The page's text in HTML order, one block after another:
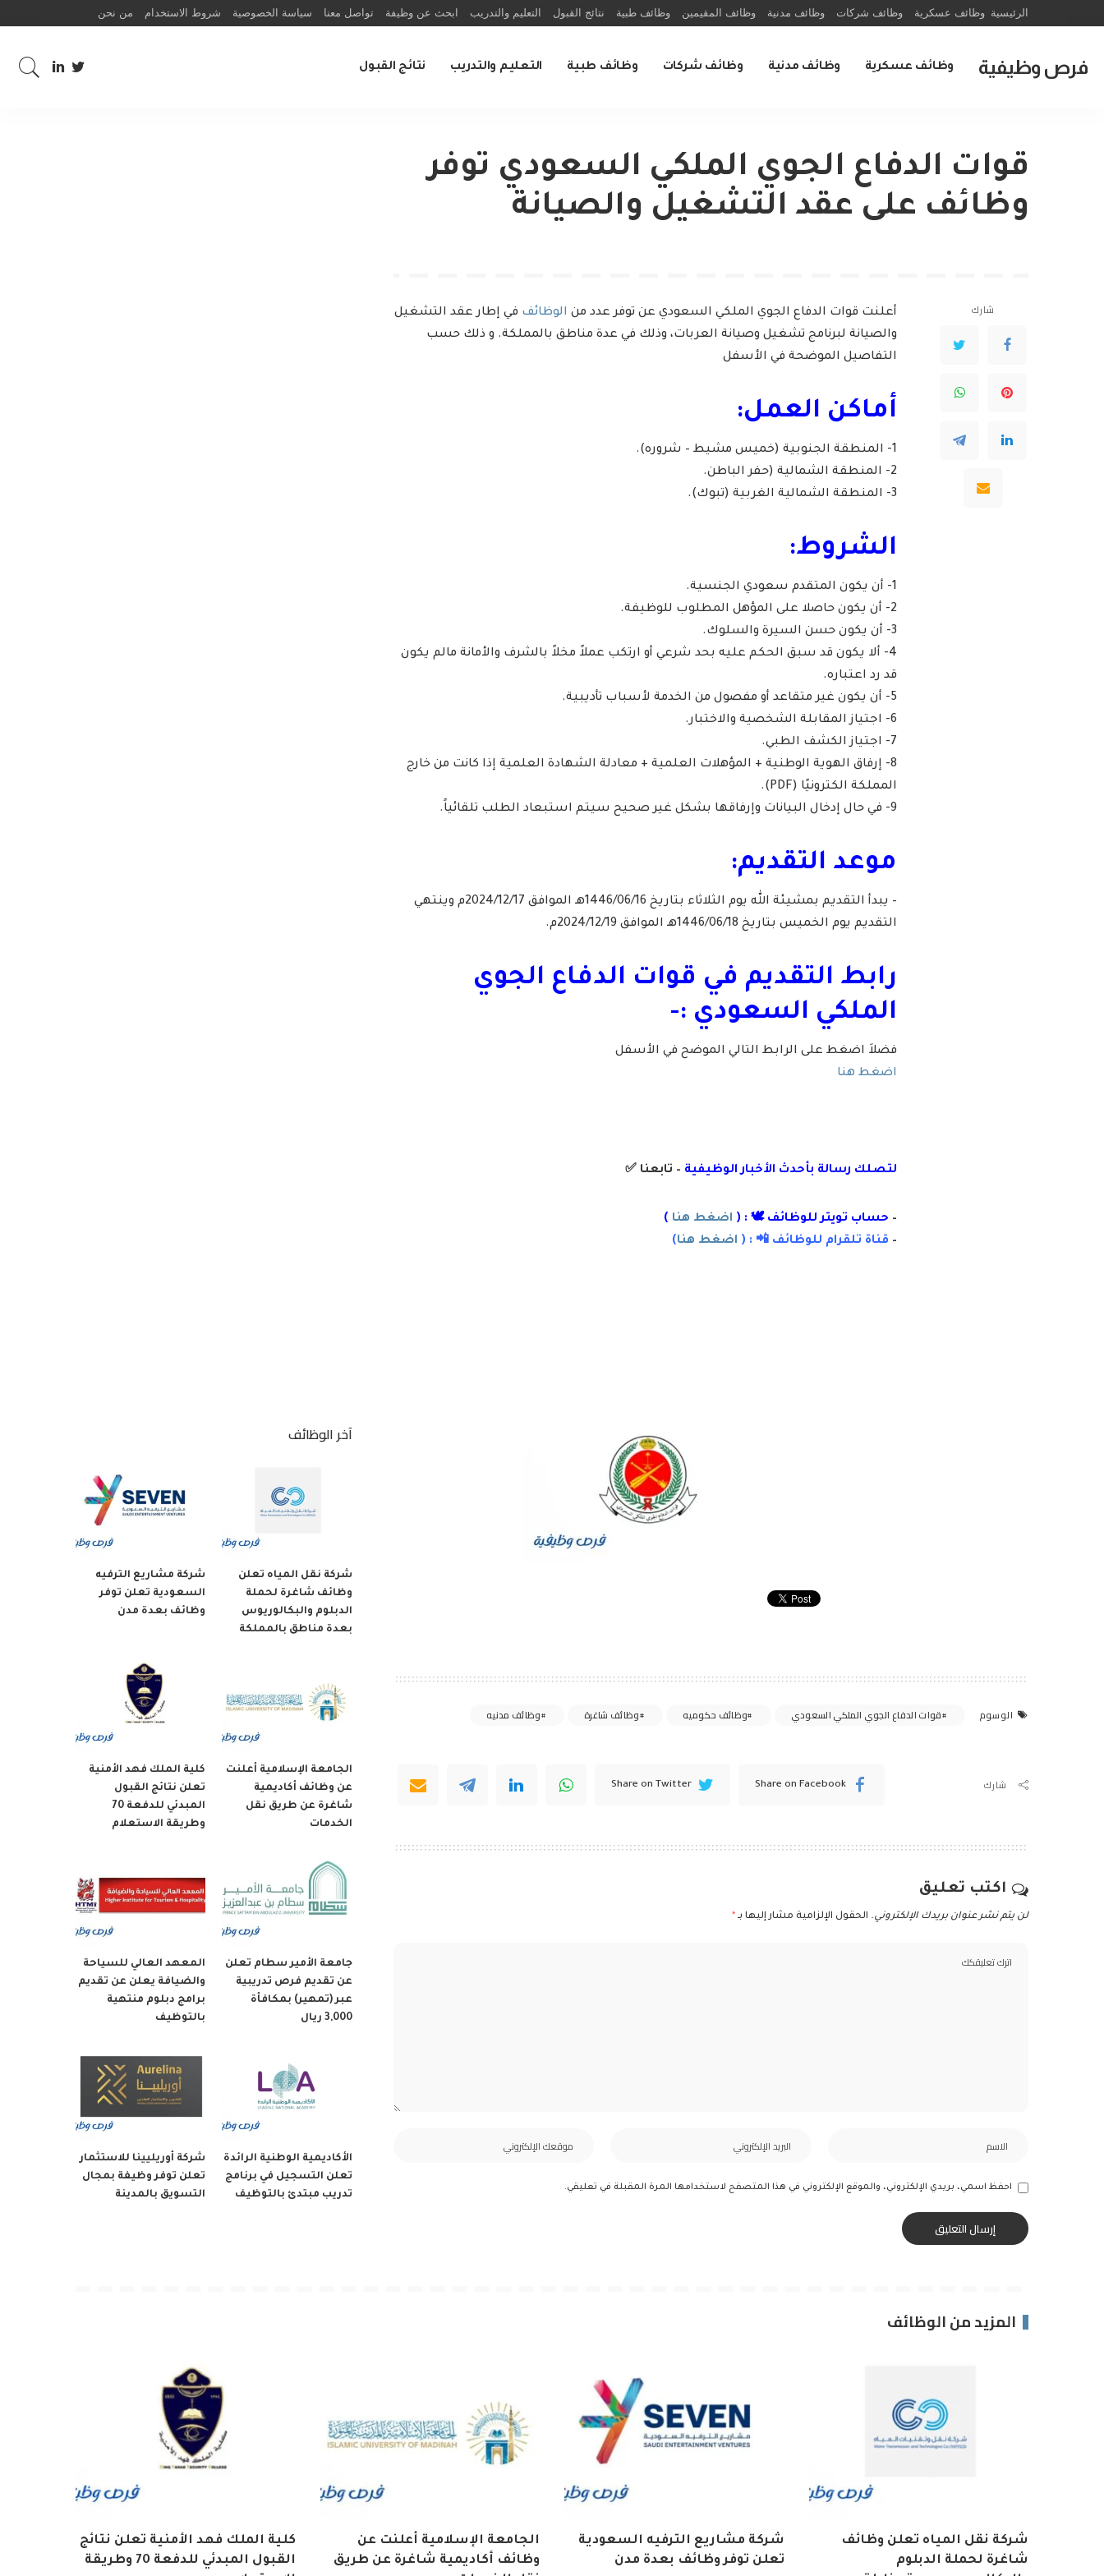
الرئيسية وظائف عسكرية وظائف شركات وظائف مدنية وظائف المقيمين وظائف طبية نتائج القبول التعليم والتدريب ابحث عن وظيفة تواصل معنا سياسة الخصوصية شروط الاستخدام من نحن
فرص وظيفية وظائف عسكرية وظائف مدنية وظائف شركات وظائف طبية التعليم والتدريب نتائج القبول
قوات الدفاع الجوي الملكي السعودي توفر
وظائف على عقد التشغيل والصيانة
شارك أعلنت قوات الدفاع الجوي الملكي السعودي عن توفر عدد من الوظائف في إطار عقد التشغيل
والصيانة لبرنامج تشغيل وصيانة العربات، وذلك في عدة مناطق بالمملكة. و ذلك حسب
التفاصيل الموضحة في الأسفل
أماكن العمل:
1- المنطقة الجنوبية (خميس مشيط – شروره).
2- المنطقة الشمالية (حفر الباطن.
3- المنطقة الشمالية الغربية (تبوك).
الشروط:
1- أن يكون المتقدم سعودي الجنسية.
2- أن يكون حاصلا على المؤهل المطلوب للوظيفة.
3- أن يكون حسن السيرة والسلوك.
4- ألا يكون قد سبق الحكم عليه بحد شرعي أو ارتكب عملاً مخلاً بالشرف والأمانة مالم يكون
قد رد اعتباره.
5- أن يكون غير متقاعد أو مفصول من الخدمة لأسباب تأديبية.
6- اجتياز المقابلة الشخصية والاختبار.
7- اجتياز الكشف الطبي.
8- إرفاق الهوية الوطنية + المؤهلات العلمية + معادلة الشهادة العلمية إذا كانت من خارج
المملكة الكترونيًا (PDF).
9- في حال إدخال البيانات وإرفاقها بشكل غير صحيح سيتم استبعاد الطلب تلقائياً.
موعد التقديم:
– يبدأ التقديم بمشيئة الله يوم الثلاثاء بتاريخ 1446/06/16هـ الموافق 2024/12/17م وينتهي
التقديم يوم الخميس بتاريخ 1446/06/18هـ الموافق 2024/12/19م.
رابط التقديم في قوات الدفاع الجوي
الملكي السعودي :-
فضلاَ اضغط على الرابط التالي الموضح في الأسفل
اضغط هنا
لتصلك رسالة بأحدث الأخبار الوظيفية – تابعنا ✅
– حساب تويتر للوظائف 🕊 : ( اضغط هنا )
– قناة تلقرام للوظائف 📲 : ( اضغط هنا)
الوسوم قوات الدفاع الجوي الملكي السعودي وظائف حكوميه وظائف شاغرة وظائف مدنيه
شارك Share on Facebook
Share on Twitter
اكتب تعليق
لن يتم نشر عنوان بريدك الإلكتروني. الحقول الإلزامية مشار إليها بـ *
احفظ اسمي، بريدي الإلكتروني، والموقع الإلكتروني في هذا المتصفح لاستخدامها المرة المقبلة في تعليقي.
آخر الوظائف
شركة نقل المياه تعلن
وظائف شاغرة لحملة
الدبلوم والبكالوريوس
بعدة مناطق بالمملكة
شركة مشاريع الترفيه
السعودية تعلن توفر
وظائف بعدة مدن
الجامعة الإسلامية أعلنت
عن وظائف أكاديمية
شاغرة عن طريق نقل
الخدمات
كلية الملك فهد الأمنية
تعلن نتائج القبول
المبدئي للدفعة 70
وطريقة الاستعلام
جامعة الأمير سطام تعلن
عن تقديم فرص تدريبية
عبر (تمهير) بمكافأة
3,000 ريال
المعهد العالي للسياحة
والضيافة يعلن عن تقديم
برامج دبلوم منتهية
بالتوظيف
الأكاديمية الوطنية الرائدة
تعلن التسجيل في برنامج
تدريب مبتدئ بالتوظيف
شركة أوريليينا للاستثمار
تعلن توفر وظيفة بمجال
التسويق بالمدينة
المزيد من الوظائف
شركة نقل المياه تعلن وظائف
شاغرة لحملة الدبلوم
شركة مشاريع الترفيه السعودية
تعلن توفر وظائف بعدة مدن
الجامعة الإسلامية أعلنت عن
وظائف أكاديمية شاغرة عن طريق
كلية الملك فهد الأمنية تعلن نتائج
القبول المبدئي للدفعة 70 وطريقة